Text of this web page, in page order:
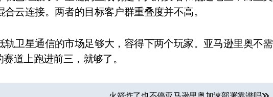
云连接。两者的目标客户群重叠度并不高。
卫星通信的市场足够大，容得下两个玩家。亚马逊里奥不需
道上跑进前三，就够了。
小家电